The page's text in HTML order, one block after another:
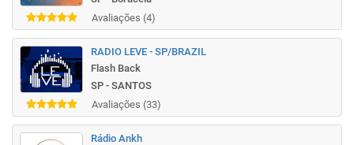
Avaliações (4)
RADIO LEVE - SP/BRAZIL
Flash Back
SP - SANTOS
Avaliações (33)
Rádio Ankh